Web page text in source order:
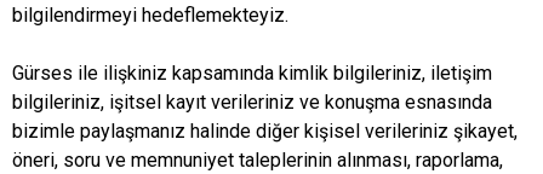
bilgilendirmeyi hedeflemekteyiz.
Gürses ile ilişkiniz kapsamında kimlik bilgileriniz, iletişim
bilgileriniz, işitsel kayıt verileriniz ve konuşma esnasında
bizimle paylaşmanız halinde diğer kişisel verileriniz şikayet,
öneri, soru ve memnuniyet taleplerinin alınması, raporlama,